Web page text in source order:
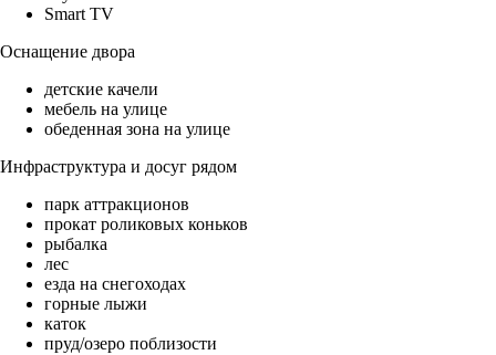
Smart TV
Оснащение двора
детские качели
мебель на улице
обеденная зона на улице
Инфраструктура и досуг рядом
парк аттракционов
прокат роликовых коньков
рыбалка
лес
езда на снегоходах
горные лыжи
каток
пруд/озеро поблизости